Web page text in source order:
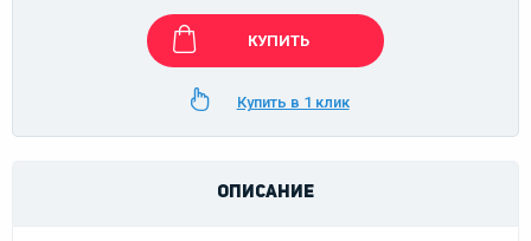
КУПИТЬ
Купить в 1 клик
ОПИСАНИЕ